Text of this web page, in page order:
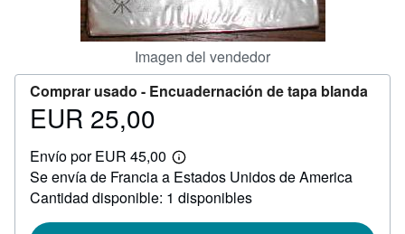
Imagen del vendedor
Comprar usado - Encuadernación de tapa blanda
Precio
25,00
EUR 25,00
Envío por EUR 45,00
Más
información
sobre
las
Se envía de Francia a Estados Unidos de America
Cantidad disponible: 1 disponibles